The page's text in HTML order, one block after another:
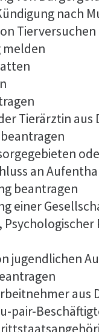
nach
Tierversuchen
melden
Tierärztin
an
beantragen
einer
jugendlichen
aus
pair-